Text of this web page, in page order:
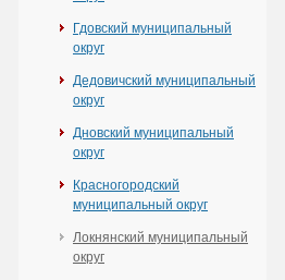
Гдовский муниципальный
округ
Дедовичский муниципальный
округ
Дновский муниципальный
округ
Красногородский
муниципальный округ
Локнянский муниципальный
округ